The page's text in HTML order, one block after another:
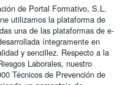
de Portal Formativo, S.L.
utilizamos la plataforma de
una de las plataformas de e-
íntegramente en
y sencillez. Respecto a la
Laborales, nuestro
Técnicos de Prevención de